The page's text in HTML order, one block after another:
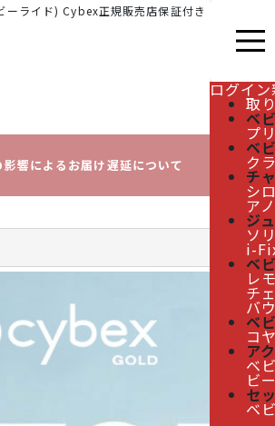
ライド) Cybex正規販売店保証付き
ログイン
取
ベ
プ
ベ
ク
チ
シ
ア
ジ
ソ
i-
ベ
レ
チ
バ
ベ
コ
ア
ベ
ビ
セ
ベ
響によるお届け遅延について